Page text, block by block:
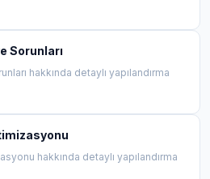
Sorunları
hakkında detaylı yapılandırma
hakkında detaylı yapılandırma